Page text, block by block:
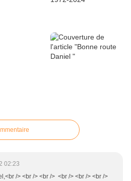
02:23
/> <br /> <br /> <br /> <br /> <br />